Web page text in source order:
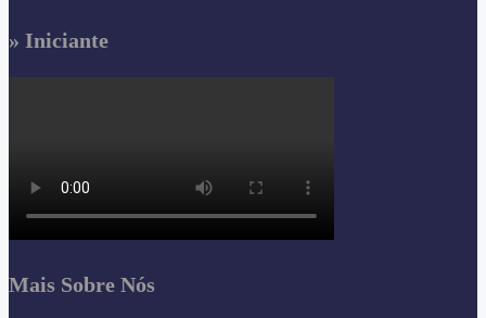
» Iniciante
Mais Sobre Nós